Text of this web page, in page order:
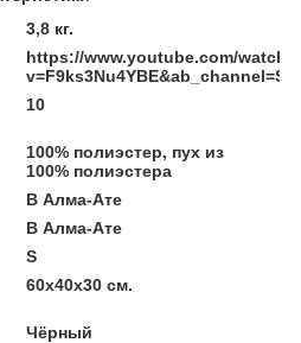
3,8 кг.
https://www.youtube.com/watch?
10
100% полиэстер, пух из
100% полиэстера
В Алма-Ате
В Алма-Ате
S
60x40x30 см.
Чёрный